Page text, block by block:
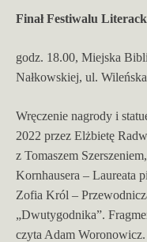
Finał Festiwalu
godz. 18.00, Miejska
Nałkowskiej, ul.
Wręczenie nagrody i
2022 przez Elżbietę
z Tomaszem
Kornhausera – Laureata
Zofia Król –
„Dwutygodnika”.
czyta Adam Woronowicz.